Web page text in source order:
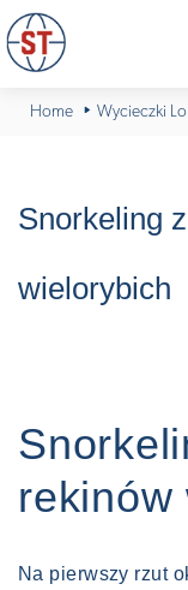
Home Wycieczki
Snorkeling
wielorybich
rekinów
Na pierwszy rzut